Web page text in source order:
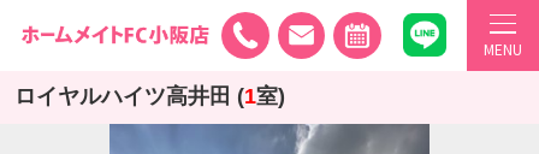
MENU
ロイヤルハイツ高井田 (1室)